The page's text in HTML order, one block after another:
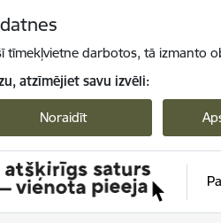
tīmekļvietne darbotos, tā izmanto
atzīmējiet savu izvēli:
Noraidīt